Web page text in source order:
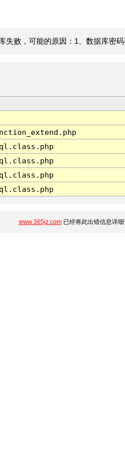
失败，可能的原因：1、数据库密码
www.365jz.com已经将此出错信息详细